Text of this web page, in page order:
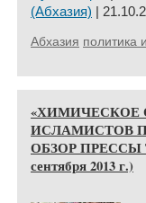
(Абхазия) |
Абхазия политика
«ХИМИЧЕСКОЕ
ИСЛАМИСТОВ
ОБЗОР ПРЕССЫ
сентября 2013 г.)